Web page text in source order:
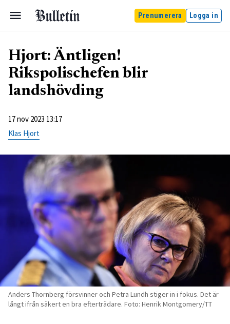
Prenumerera Logga in
Hjort: Äntligen!
Rikspolischefen blir
landshövding
17 nov 2023 13:17
Klas Hjort
Anders Thornberg försvinner och Petra Lundh stiger in i fokus. Det är
långt ifrån säkert en bra efterträdare. Foto: Henrik Montgomery/TT